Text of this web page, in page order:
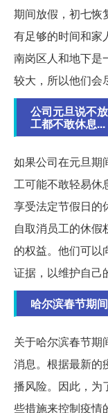
期间放假，初七恢
有足够的时间和家
南岗区人和地下是
较大，所以他们会
公司元旦说不
工都不敢休息...
如果公司在元旦期
工可能不敢轻易休
享受法定节假日的
自取消员工的休假
的权益。他们可以
证据，以维护自己
哈尔滨春节期
关于哈尔滨春节期
消息。根据最新的
播风险。因此，为
些措施来控制疫情